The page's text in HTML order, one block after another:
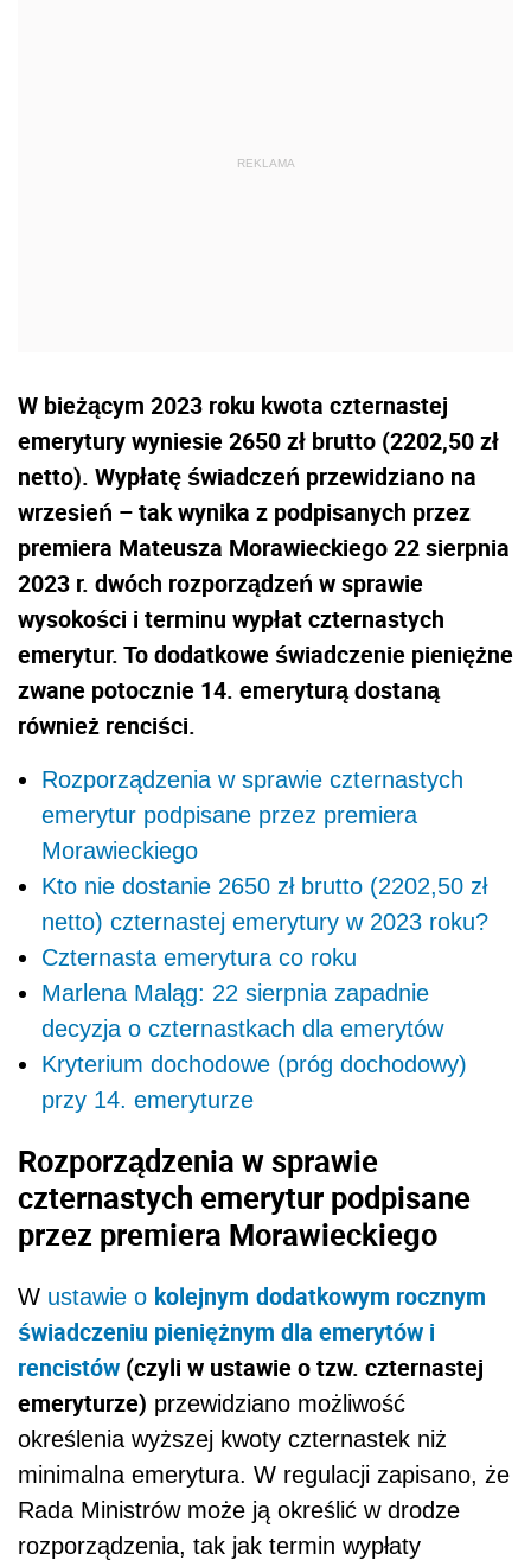
W bieżącym 2023 roku kwota czternastej
emerytury wyniesie 2650 zł brutto (2202,50 zł
netto). Wypłatę świadczeń przewidziano na
wrzesień – tak wynika z podpisanych przez
premiera Mateusza Morawieckiego 22 sierpnia
2023 r. dwóch rozporządzeń w sprawie
wysokości i terminu wypłat czternastych
emerytur. To dodatkowe świadczenie pieniężne
zwane potocznie 14. emeryturą dostaną
również renciści.
Rozporządzenia w sprawie czternastych
emerytur podpisane przez premiera
Morawieckiego
Kto nie dostanie 2650 zł brutto (2202,50 zł
netto) czternastej emerytury w 2023 roku?
Czternasta emerytura co roku
Marlena Maląg: 22 sierpnia zapadnie
decyzja o czternastkach dla emerytów
Kryterium dochodowe (próg dochodowy)
przy 14. emeryturze
Rozporządzenia w sprawie
czternastych emerytur podpisane
przez premiera Morawieckiego
W ustawie o kolejnym dodatkowym rocznym
świadczeniu pieniężnym dla emerytów i
rencistów (czyli w ustawie o tzw. czternastej
emeryturze) przewidziano możliwość
określenia wyższej kwoty czternastek niż
minimalna emerytura. W regulacji zapisano, że
Rada Ministrów może ją określić w drodze
rozporządzenia, tak jak termin wypłaty